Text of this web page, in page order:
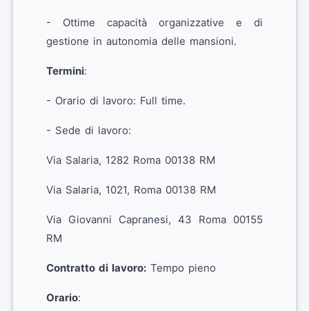
- Ottime capacità organizzative e di
gestione in autonomia delle mansioni.
Termini:
- Orario di lavoro: Full time.
- Sede di lavoro:
Via Salaria, 1282 Roma 00138 RM
Via Salaria, 1021, Roma 00138 RM
Via Giovanni Capranesi, 43 Roma 00155
RM
Contratto di lavoro: Tempo pieno
Orario: